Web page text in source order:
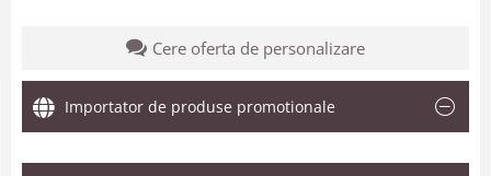
Cere oferta de personalizare
Importator de produse promotionale